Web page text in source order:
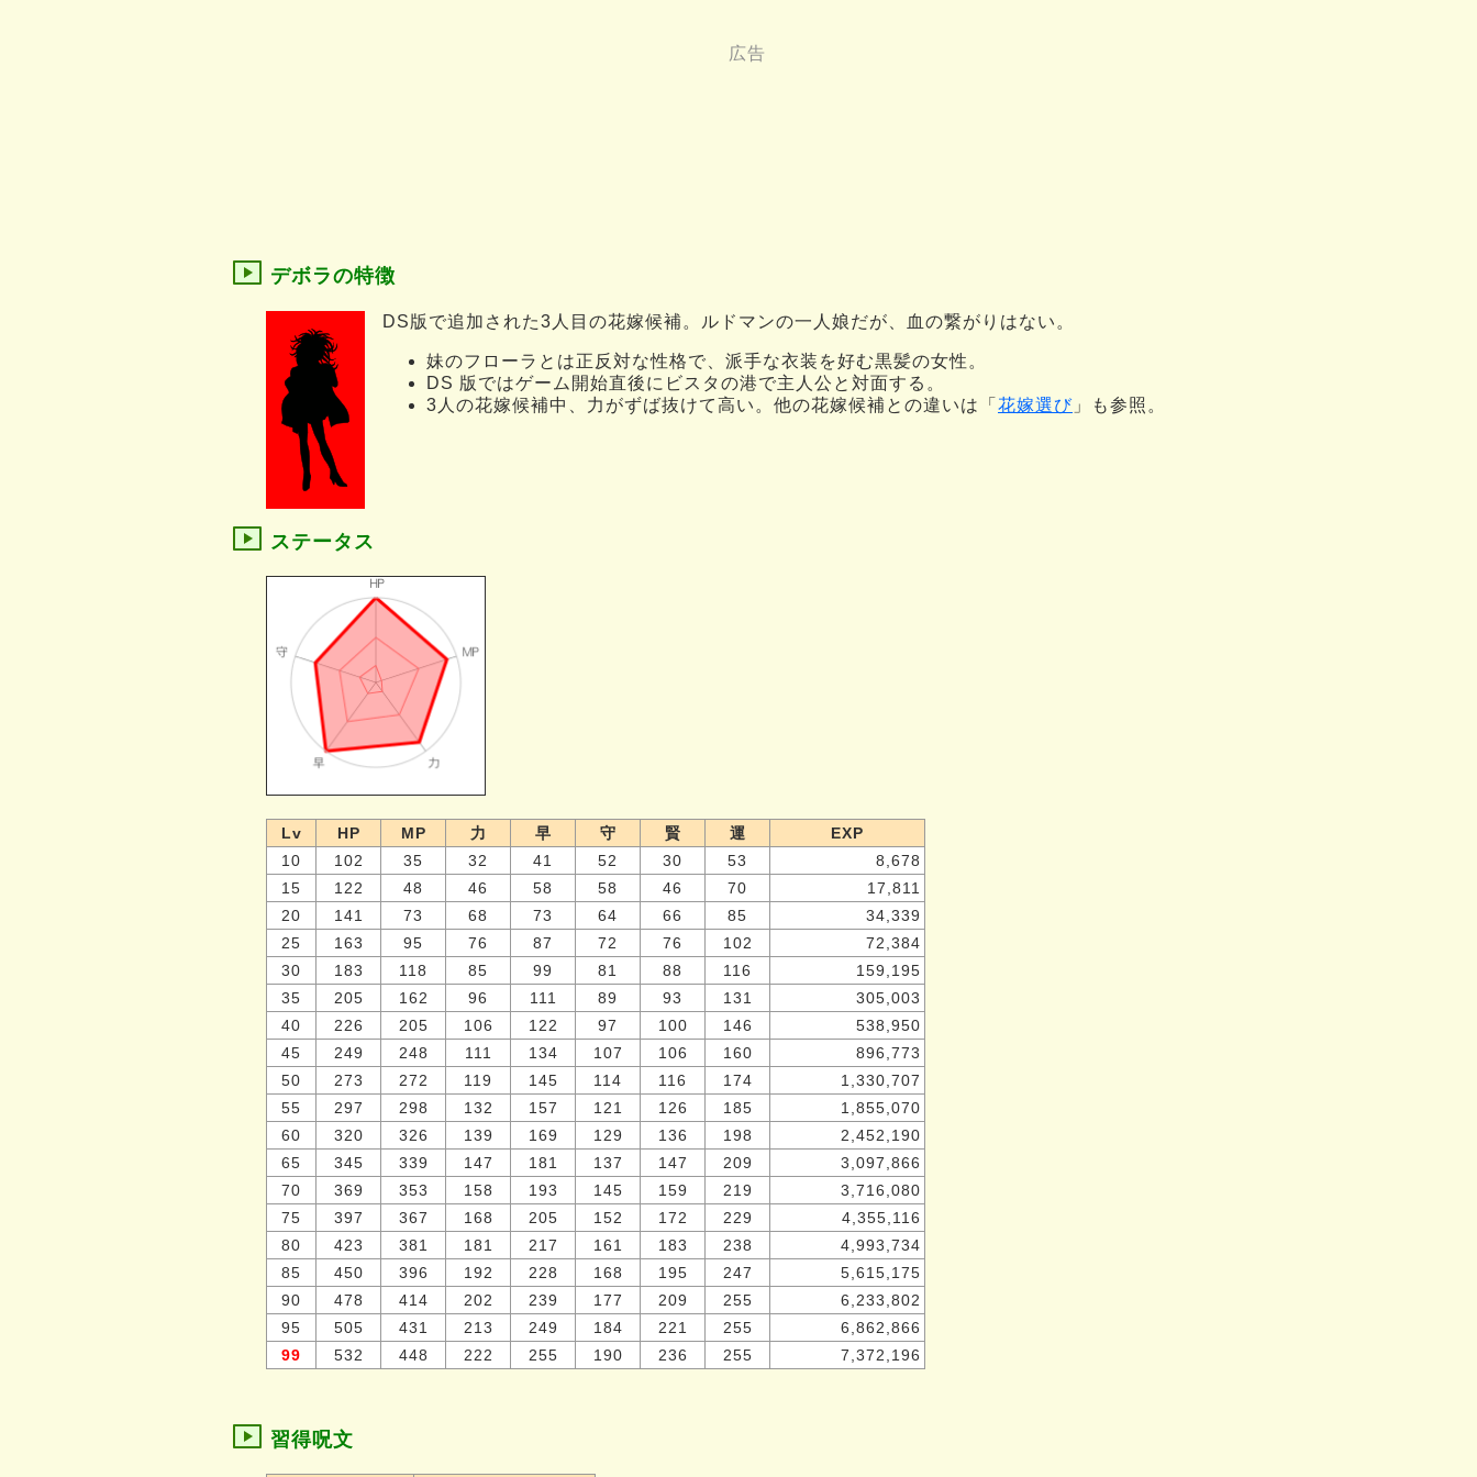
デボラの特徴
DS版で追加された3人目の花嫁候補。ルドマンの一人娘だが、血の繋がりはない。
妹のフローラとは正反対な性格で、派手な衣装を好む黒髪の女性。
DS 版ではゲーム開始直後にビスタの港で主人公と対面する。
3人の花嫁候補中、力がずば抜けて高い。他の花嫁候補との違いは「 花嫁選び 」も参照。
ステータス
Lv HP MP 力 早 守 賢 運
EXP
10
102 35 32 41 52 30 53
8,678
15
122 48 46 58 58 46 70
17,811
20
141 73 68 73 64 66 85
34,339
25
163 95 76 87 72 76 102
72,384
30
183 118 85 99 81 88 116
159,195
35
205 162 96 111 89 93 131
305,003
40
226 205 106 122 97 100 146
538,950
45
249 248 111 134 107 106 160
896,773
50
273 272 119 145 114 116 174
1,330,707
55
297 298 132 157 121 126 185
1,855,070
60
320 326 139 169 129 136 198
2,452,190
65
345 339 147 181 137 147 209
3,097,866
70
369 353 158 193 145 159 219
3,716,080
75
397 367 168 205 152 172 229
4,355,116
80
423 381 181 217 161 183 238
4,993,734
85
450 396 192 228 168 195 247
5,615,175
90
478 414 202 239 177 209 255
6,233,802
95
505 431 213 249 184 221 255
6,862,866
99
532 448 222 255 190 236 255 7,372,196
習得呪文